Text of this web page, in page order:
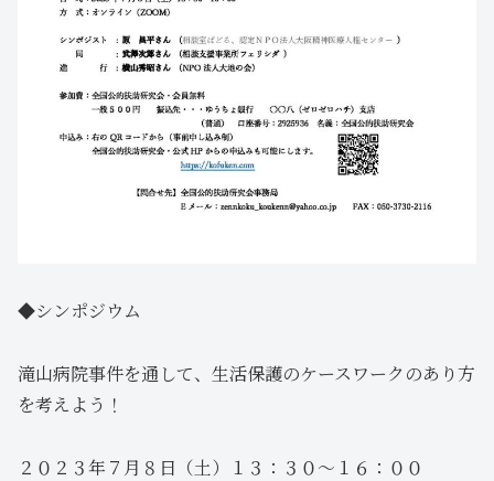
◆シンポジウム
滝山病院事件を通して、生活保護のケースワークのあり方
を考えよう！
２０２３年７月８日（土）１３：３０～１６：００